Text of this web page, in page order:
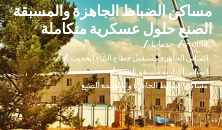
مساكن الضباط الجاهزة والمسبقة
الصنع حلول عسكرية متكاملة
Home
خدماتنا
المباني الجاهزة مستقبل قطاع البناء الحديث
المباني الإدارية مسبقة الصنع
مساكن الضباط الجاهزة والمسبقة الصنع